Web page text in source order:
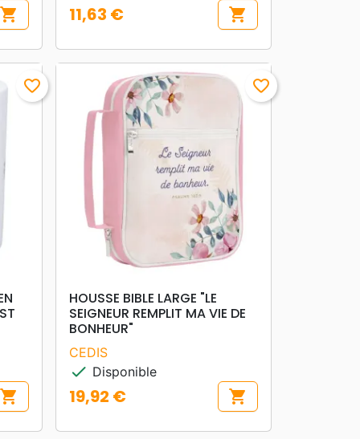
shopping_cart Prix
11,63 € shopping_cart
favorite_border
shopping_cart
search APERÇU RAPIDE
favorite_border
HOUSSE BIBLE LARGE "LE
SEIGNEUR REMPLIT MA VIE DE
BONHEUR"
CEDIS
check Disponible
Prix
19,92 € shopping_cart